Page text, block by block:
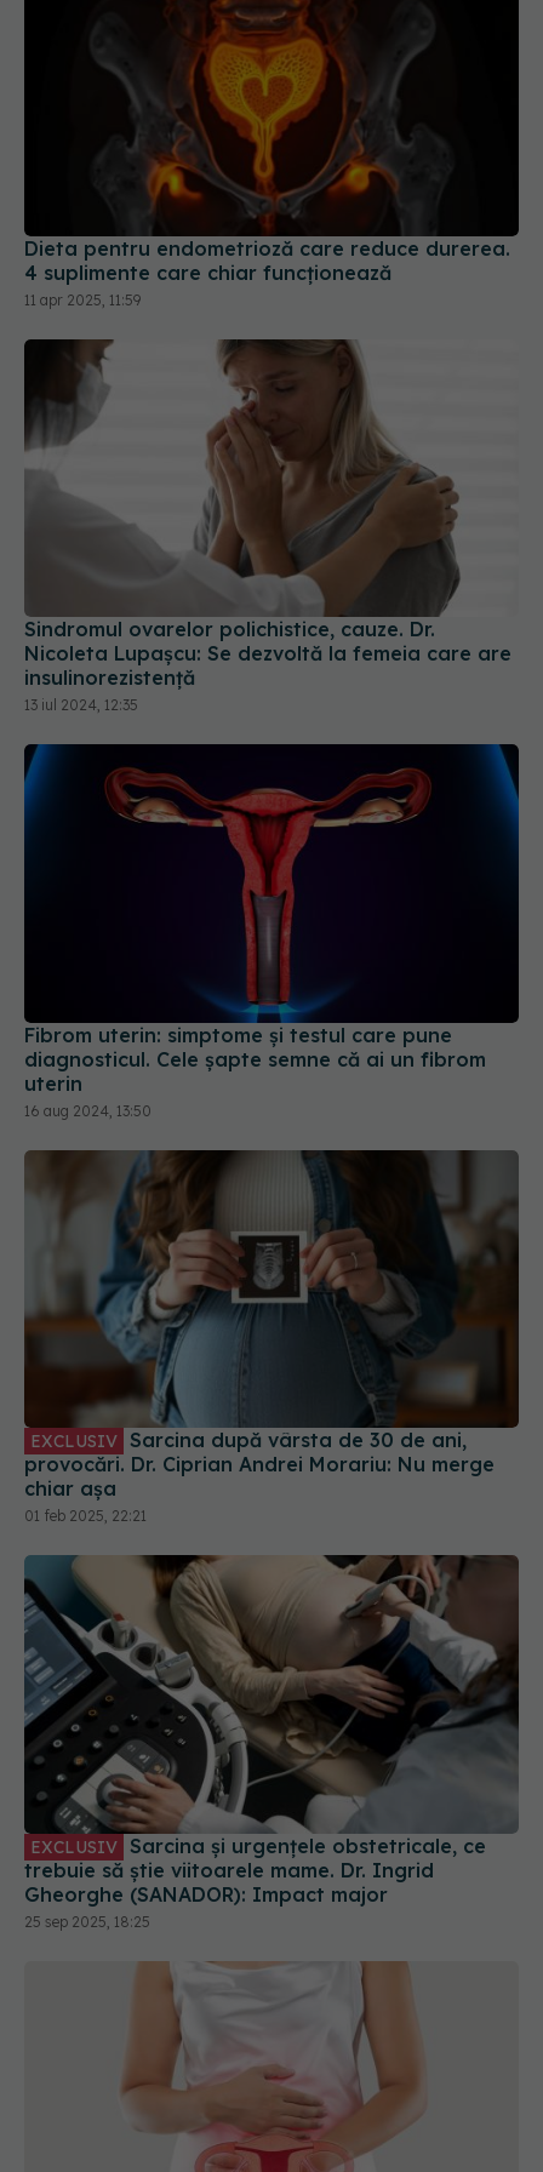
Dieta pentru endometrioză care reduce durerea.
4 suplimente care chiar funcționează
11 apr 2025, 11:59
Sindromul ovarelor polichistice, cauze. Dr.
Nicoleta Lupașcu: Se dezvoltă la femeia care are
insulinorezistență
13 iul 2024, 12:35
Fibrom uterin: simptome și testul care pune
diagnosticul. Cele șapte semne că ai un fibrom
uterin
16 aug 2024, 13:50
EXCLUSIV Sarcina după vârsta de 30 de ani,
provocări. Dr. Ciprian Andrei Morariu: Nu merge
chiar așa
01 feb 2025, 22:21
EXCLUSIV Sarcina și urgențele obstetricale, ce
trebuie să știe viitoarele mame. Dr. Ingrid
Gheorghe (SANADOR): Impact major
25 sep 2025, 18:25